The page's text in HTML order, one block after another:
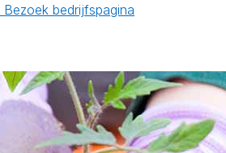
Bezoek bedrijfspagina